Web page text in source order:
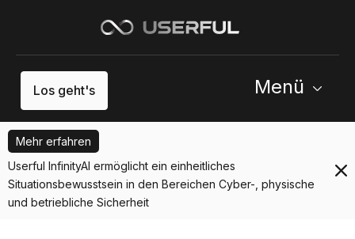
Los geht's Menü
Mehr erfahren
Userful InfinityAI ermöglicht ein einheitliches
Situationsbewusstsein in den Bereichen Cyber-, physische
und betriebliche Sicherheit